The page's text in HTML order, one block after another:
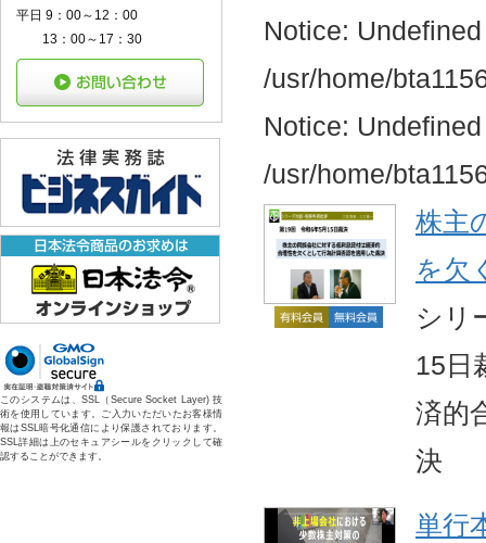
平日 9：00～12：00
13：00～17：30
このシステムは、SSL（Secure Socket Layer) 技
術を使用しています。ご入力いただいたお客様情
報はSSL暗号化通信により保護されております。
SSL詳細は上のセキュアシールをクリックして確
認することができます。
Notice:
/usr/home/
Notice:
/usr/home/
株主
を欠
シリ
15日
済的
決
単行